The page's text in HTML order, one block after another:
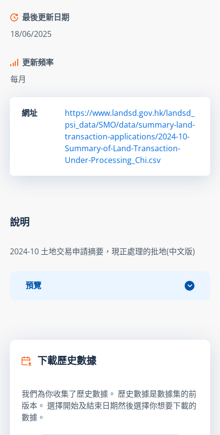
最後更新日期
18/06/2025
更新頻率
每月
網址
https://www.landsd.gov.hk/landsd_
psi_data/SMO/data/summary-land-
transaction-applications/2024-10-
Summary-of-Land-Transaction-
Under-Processing_Chi.csv
說明
2024-10 土地交易申請摘要，現正處理的批地(中文版)
預覽
下載歷史數據
我們為你收集了歷史數據。 歷史數據是數據集的前
版本。 選擇開始及結束日期然後選擇你想要下載的
數據。